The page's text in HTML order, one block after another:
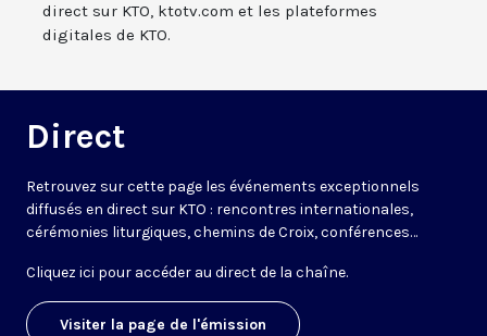
direct sur KTO, ktotv.com et les plateformes
digitales de KTO.
Direct
Retrouvez sur cette page les événements exceptionnels
diffusés en direct sur KTO : rencontres internationales,
cérémonies liturgiques, chemins de Croix, conférences…
Cliquez ici pour accéder au direct de la chaîne.
Visiter la page de l'émission